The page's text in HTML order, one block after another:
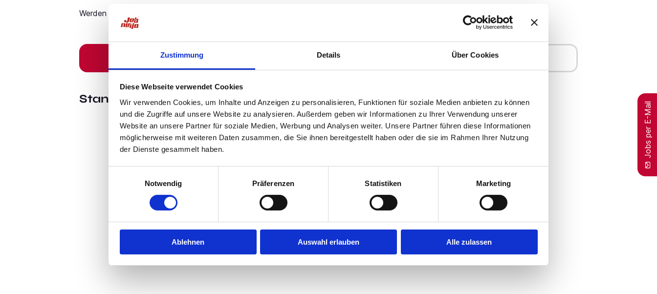
Zustimmung Details Über Cookies
Diese Webseite verwendet Cookies
Wir verwenden Cookies, um Inhalte und Anzeigen zu personalisieren, Funktionen für soziale Medien anbieten zu können
und die Zugriffe auf unsere Website zu analysieren. Außerdem geben wir Informationen zu Ihrer Verwendung unserer
Website an unsere Partner für soziale Medien, Werbung und Analysen weiter. Unsere Partner führen diese Informationen
möglicherweise mit weiteren Daten zusammen, die Sie ihnen bereitgestellt haben oder die sie im Rahmen Ihrer Nutzung
der Dienste gesammelt haben.
Notwendig
Präferenzen Statistiken Marketing
Ablehnen Auswahl erlauben Alle zulassen
Werden Sie Teil unseres Teams – wir freuen uns auf Sie\!
Jetzt schnell bewerben
Standort:Rietberg
Jobs per E-Mail